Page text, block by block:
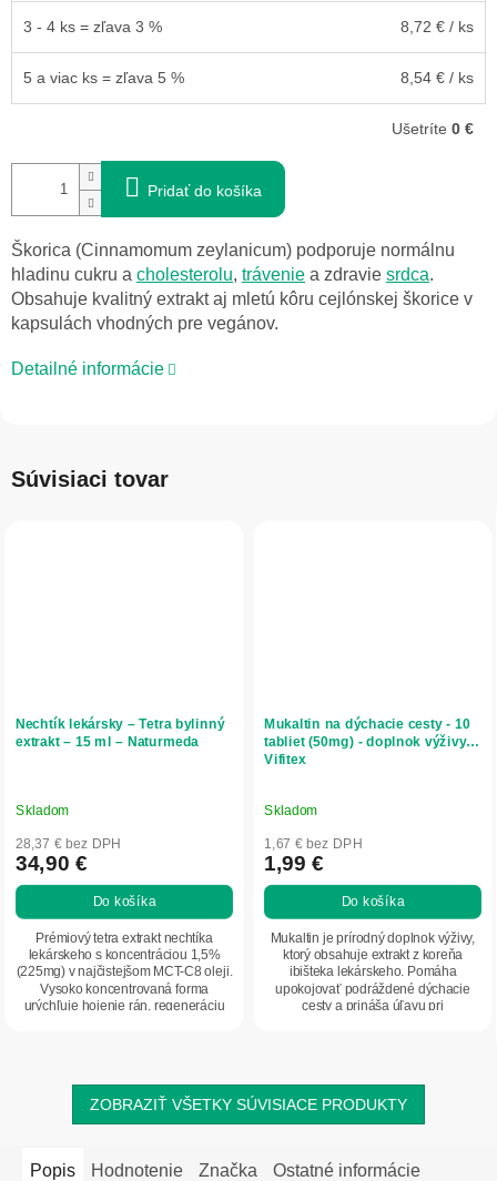
3 - 4 ks = zľava 3 % 8,72 € / ks
5 a viac ks = zľava 5 % 8,54 € / ks
Ušetríte 0 €
Pridať do košíka
Škorica (Cinnamomum zeylanicum) podporuje normálnu
hladinu cukru a cholesterolu, trávenie a zdravie srdca.
Obsahuje kvalitný extrakt aj mletú kôru cejlónskej škorice v
kapsulách vhodných pre vegánov.
Detailné informácie
Súvisiaci tovar
Nechtík lekársky – Tetra bylinný
extrakt – 15 ml – Naturmeda
Skladom
28,37 € bez DPH
34,90 €
Do košíka
Prémiový tetra extrakt nechtíka
lekárskeho s koncentráciou 1,5%
(225mg) v najčistejšom MCT-C8 oleji.
Vysoko koncentrovaná forma
urýchľuje hojenie rán, regeneráciu
Mukaltin na dýchacie cesty - 10
tabliet (50mg) - doplnok výživy -
Vifitex
Skladom
1,67 € bez DPH
1,99 €
Do košíka
Mukaltin je prírodný doplnok výživy,
ktorý obsahuje extrakt z koreňa
ibišteka lekárskeho. Pomáha
upokojovať podráždené dýchacie
cesty a prináša úľavu pri
ZOBRAZIŤ VŠETKY SÚVISIACE PRODUKTY
Popis Hodnotenie Značka Ostatné informácie